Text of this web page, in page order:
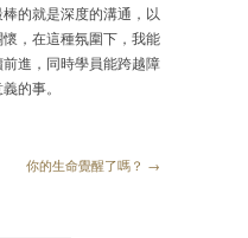
的就是深度的溝通，以
，在這種氛圍下，我能
進，同時學員能跨越障
的事。
你的生命覺醒了嗎？ →